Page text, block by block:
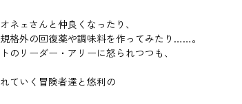
ネェさんと仲良くなったり、
格外の回復薬や調味料を作ってみたり……。
のリーダー・アリーに怒られつつも、
ていく冒険者達と悠利の
説第二弾!!